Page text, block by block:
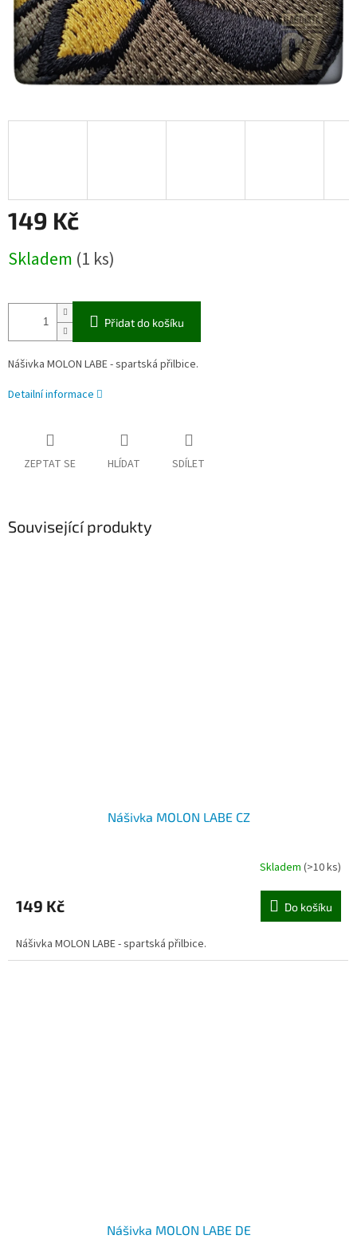
149 Kč
cena:
Skladem (1 ks)
Přidat do košíku
Nášivka MOLON LABE - spartská přilbice.
Detailní informace
ZEPTAT SE HLÍDAT SDÍLET
Související produkty
Nášivka MOLON LABE CZ
Skladem (>10 ks)
149 Kč Do košíku
Nášivka MOLON LABE - spartská přilbice.
Nášivka MOLON LABE DE